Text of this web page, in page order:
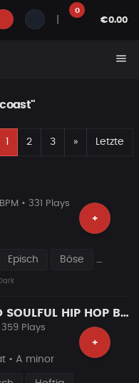
0
€0.00
menu
2 3 »Nächste
Letzte
+
• 331 Plays
Episch Böse
EQAUALITY | HARD SOULFUL HIP HOP BANGER
+
359 Plays
• A minor